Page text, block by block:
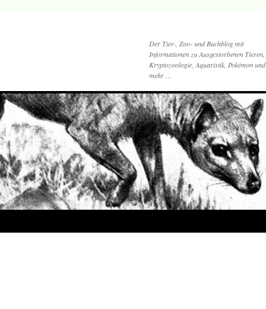
Der Tier-, Zoo- und Buchblog mit
Informationen zu Ausgestorbenen Tieren,
Kryptozoologie, Aquaristik, Pokémon und
mehr …